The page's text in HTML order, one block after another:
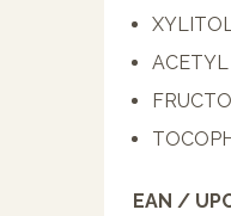
EAN /